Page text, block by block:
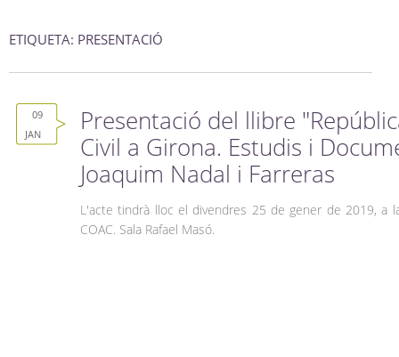
ETIQUETA: PRESENTACIÓ
09
JAN
Presentació del llibre
Civil a Girona. Estudis i
Joaquim Nadal i Farreras
L'acte tindrà lloc el divendres 25 de gener de 2019, a
COAC. Sala Rafael Masó.